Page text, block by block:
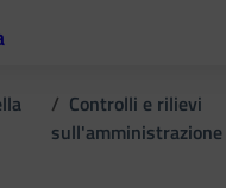
Controlli e rilievi
sull'amministrazione